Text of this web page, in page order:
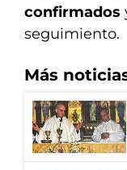
confirmados
seguimiento.
Más